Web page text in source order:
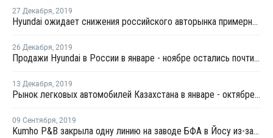
27 Декабря, 2019
Hyundai ожидает снижения российского авторынка примерно на 3% в 2020 году
26 Декабря, 2019
Продажи Hyundai в России в январе - ноябре остались почти на уровне прошлого года
13 Декабря, 2019
Рынок легковых автомобилей Казахстана в январе - октябре вырос почти на четверть
09 Сентября, 2019
Kumho P&B закрыла одну линию на заводе БФА в Йосу из-за плохих рыночных условий